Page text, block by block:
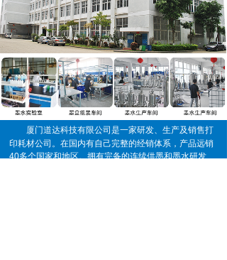
厦门道达科技有限公司是一家研发、生产及销售打
印耗材公司。 在国内有自己完整的经销体系，产品远销
40多个国家和地区。拥有完备的连续供墨和墨水研发、